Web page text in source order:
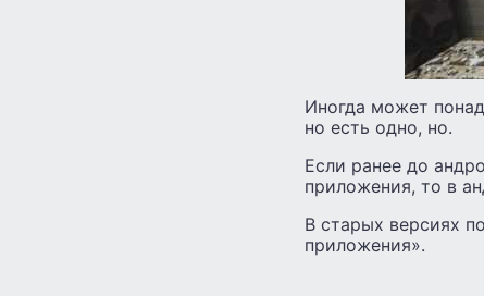
Иногда может
но есть одно, но.
Если ранее до
приложения, то в
В старых версиях
приложения».